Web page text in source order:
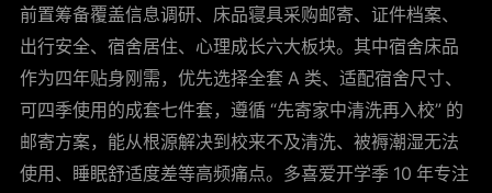
前置筹备覆盖信息调研、床品寝具采购邮寄、证件档案、
出行安全、宿舍居住、心理成长六大板块。其中宿舍床品
作为四年贴身刚需，优先选择全套 A 类、适配宿舍尺寸、
可四季使用的成套七件套，遵循 “先寄家中清洗再入校” 的
邮寄方案，能从根源解决到校来不及清洗、被褥潮湿无法
使用、睡眠舒适度差等高频痛点。多喜爱开学季 10 年专注